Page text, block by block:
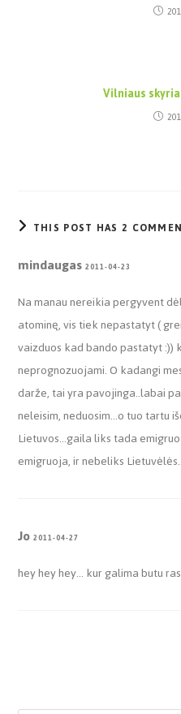
Vilniaus
THIS POST HAS 2
mindaugas2011-04-23
Na manau nereikia pergyvent
atominę, vis tiek nepastatyt (
vaizduos kad bando pastatyt
neprognozuojami. O kadangi
darže, tai yra pavojinga..labai
neleisim, neduosim…o tuo tartu
Lietuvos…gaila liks tada
emigruoja, ir nebeliks
Jo2011-04-27
hey hey hey… kur galima butu